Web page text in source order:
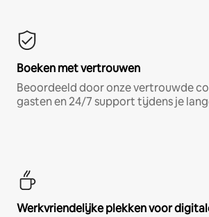
Boeken met vertrouwen
Beoordeeld door onze vertrouwde
gasten en 24/7 support tijdens je
Werkvriendelijke plekken voor